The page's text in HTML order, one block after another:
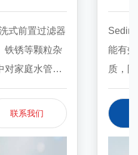
式前置过滤器
铁锈等颗粒杂
对家庭水管及
居水安全保驾
PP滤网通过
准）认证；.
人都能轻松操
联系我们
能有
质，
涉水
护航